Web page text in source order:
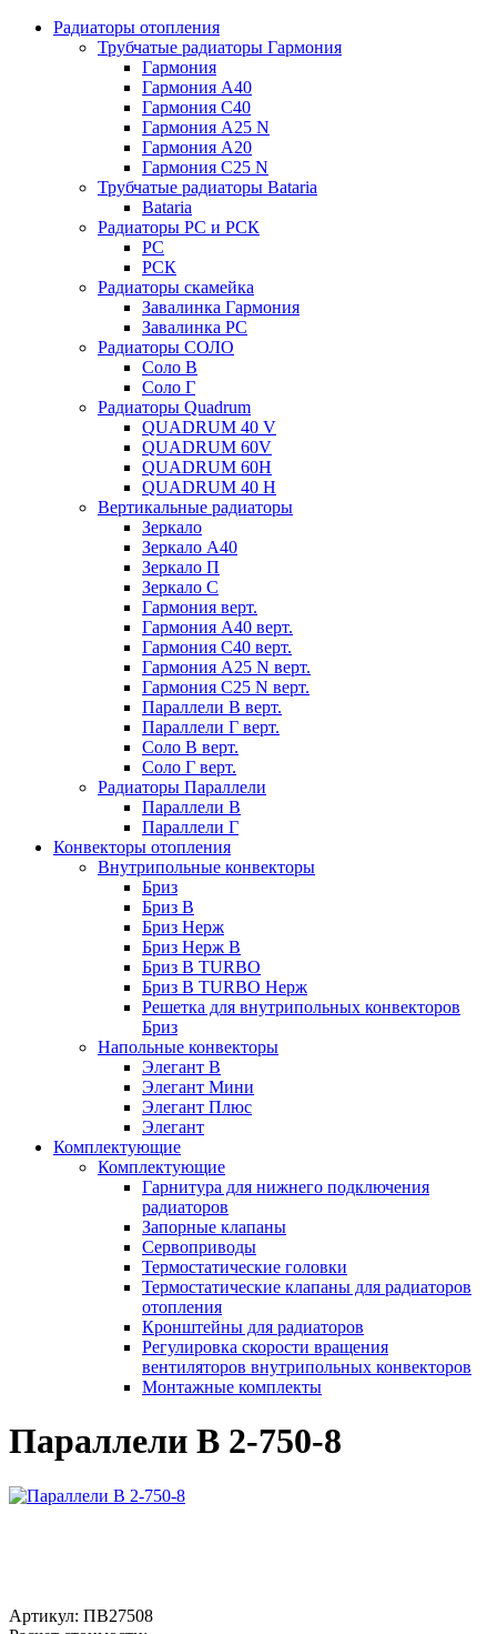
Радиаторы отопления
Трубчатые радиаторы Гармония
Гармония
Гармония А40
Гармония С40
Гармония А25 N
Гармония А20
Гармония С25 N
Трубчатые радиаторы Bataria
Bataria
Радиаторы РС и РСК
РС
РСК
Радиаторы скамейка
Завалинка Гармония
Завалинка РС
Радиаторы СОЛО
Соло В
Соло Г
Радиаторы Quadrum
QUADRUM 40 V
QUADRUM 60V
QUADRUM 60H
QUADRUM 40 H
Вертикальные радиаторы
Зеркало
Зеркало А40
Зеркало П
Зеркало С
Гармония верт.
Гармония А40 верт.
Гармония С40 верт.
Гармония А25 N верт.
Гармония С25 N верт.
Параллели В верт.
Параллели Г верт.
Соло В верт.
Соло Г верт.
Радиаторы Параллели
Параллели В
Параллели Г
Конвекторы отопления
Внутрипольные конвекторы
Бриз
Бриз В
Бриз Нерж
Бриз Нерж В
Бриз В TURBO
Бриз В TURBO Нерж
Решетка для внутрипольных конвекторов
Бриз
Напольные конвекторы
Элегант В
Элегант Мини
Элегант Плюс
Элегант
Комплектующие
Комплектующие
Гарнитура для нижнего подключения
радиаторов
Запорные клапаны
Сервоприводы
Термостатические головки
Термостатические клапаны для радиаторов
отопления
Кронштейны для радиаторов
Регулировка скорости вращения
вентиляторов внутрипольных конвекторов
Монтажные комплекты
Параллели В 2-750-8
Артикул: ПВ27508